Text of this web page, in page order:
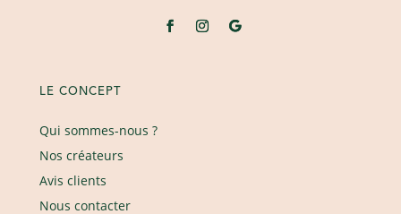
LE CONCEPT
Qui sommes-nous ?
Nos créateurs
Avis clients
Nous contacter